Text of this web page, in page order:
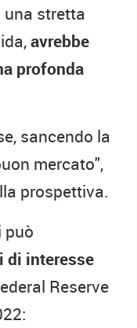
stretta
avrebbe
profonda
sancendo la
mercato",
prospettiva.
può
di interesse
Reserve